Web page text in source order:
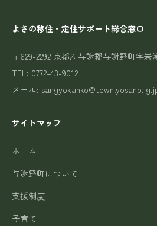
よさの移住・定住サポート総合窓口
〒629-2292 京都府与謝郡与謝野町字岩
TEL: 0772-43-9012
メール:
サイトマップ
ホーム
与謝野町について
支援制度
子育て